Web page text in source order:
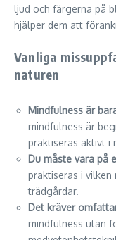
ljud och färgerna på
hjälper dem att
Vanliga
naturen
Mindfulness är
mindfulness är
praktiseras aktivt i
Du måste vara på
praktiseras i
trädgårdar.
Det kräver
mindfulness utan